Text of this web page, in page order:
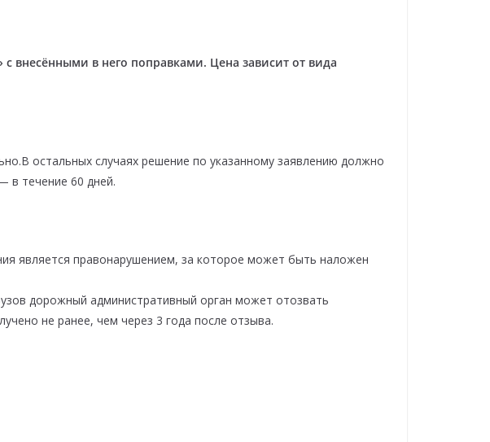
внесёнными в него поправками. Цена зависит от вида
остальных случаях решение по указанному заявлению должно
в течение 60 дней.
является правонарушением, за которое может быть наложен
дорожный административный орган может отозвать
не ранее, чем через 3 года после отзыва.